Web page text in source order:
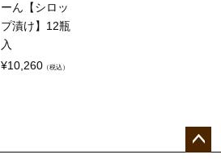
ーん【シロッ
プ漬け】12瓶
入
¥10,260 （税込）